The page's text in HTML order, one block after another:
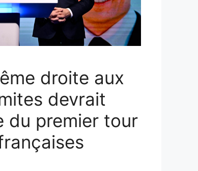
droite aux
devrait
du premier tour